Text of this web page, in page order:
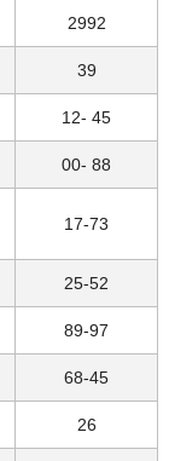
2992
39
12- 45
00- 88
17-73
25-52
89-97
68-45
26